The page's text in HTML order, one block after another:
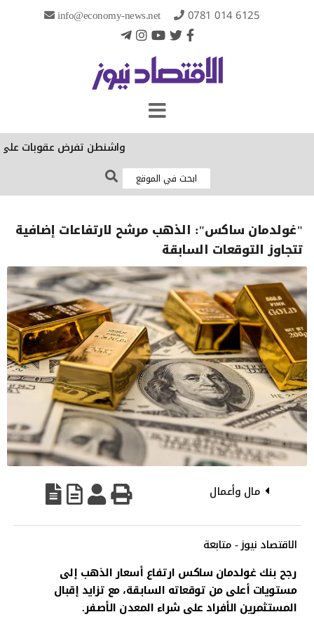
info@economy-news.net 0781 014 6125
واشنطن تفرض عقوبات على
"غولدمان ساكس": الذهب مرشح لارتفاعات إضافية
تتجاوز التوقعات السابقة
مال وأعمال
الاقتصاد نيوز - متابعة
رجح بنك غولدمان ساكس ارتفاع أسعار الذهب إلى
مستويات أعلى من توقعاته السابقة، مع تزايد إقبال
المستثمرين الأفراد على شراء المعدن الأصفر.